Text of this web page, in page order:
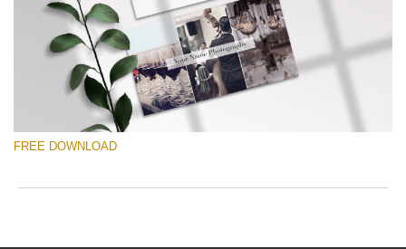
Download Grátis
FREE DOWNLOAD